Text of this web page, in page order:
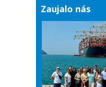
Zaujalo nás